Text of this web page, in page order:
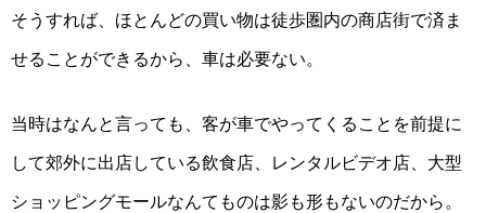
そうすれば、ほとんどの買い物は徒歩圏内の商店街で済ま
せることができるから、車は必要ない。
当時はなんと言っても、客が車でやってくることを前提に
して郊外に出店している飲食店、レンタルビデオ店、大型
ショッピングモールなんてものは影も形もないのだから。